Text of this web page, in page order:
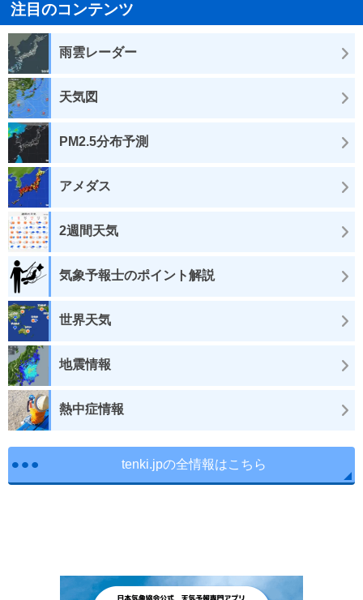
注目のコンテンツ
雨雲レーダー
天気図
PM2.5分布予測
アメダス
2週間天気
気象予報士のポイント解説
世界天気
地震情報
熱中症情報
tenki.jpの全情報はこちら